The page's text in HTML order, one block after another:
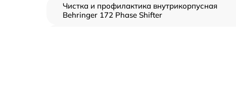
Чистка и профилактика внутрикорпусная
Behringer 172 Phase Shifter